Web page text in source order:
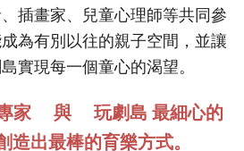
插畫家、兒童心理師等共同參
為有別以往的親子空間，並讓
實現每一個童心的渴望。
家 與 玩劇島 最細心的
造出最棒的育樂方式。